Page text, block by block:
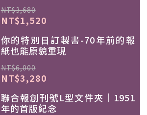
NT$3,680
NT$1,520
你的特別日訂製書-70年前的報
紙也能原貌重現
NT$6,000
NT$3,280
聯合報創刊號L型文件夾｜1951
年的首版紀念